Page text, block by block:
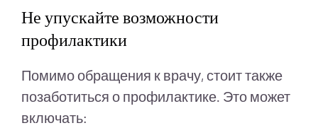
Не упускайте возможности
профилактики
Помимо обращения к врачу, стоит также
позаботиться о профилактике. Это может
включать: